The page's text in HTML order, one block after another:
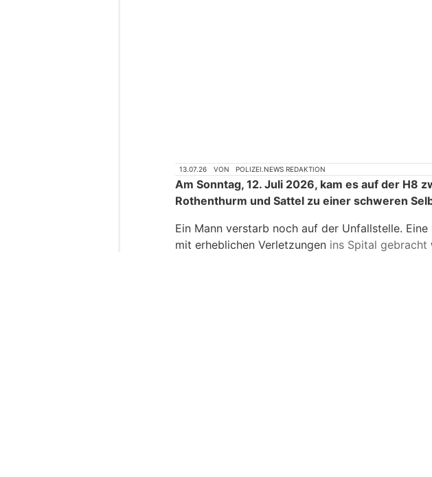
13.07.26 VON POLIZEI.NEWS REDAKTION
Am Sonntag, 12. Juli 2026, kam es auf der H8
Rothenthurm und Sattel zu einer schweren
Ein Mann verstarb noch auf der Unfallstelle. Eine
mit erheblichen Verletzungen ins Spital gebracht